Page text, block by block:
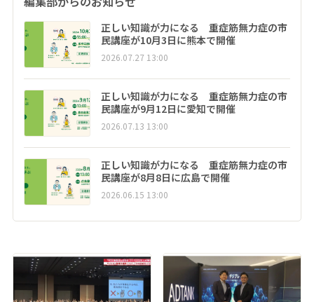
正しい知識が力になる 重症筋無力症の市
民講座が10月3日に熊本で開催
2026.07.27 13:00
正しい知識が力になる 重症筋無力症の市
民講座が9月12日に愛知で開催
2026.07.13 13:00
正しい知識が力になる 重症筋無力症の市
民講座が8月8日に広島で開催
2026.06.15 13:00